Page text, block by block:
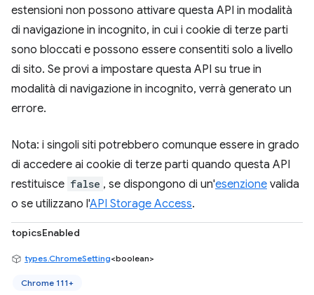
estensioni non possono attivare questa API in modalità
di navigazione in incognito, in cui i cookie di terze parti
sono bloccati e possono essere consentiti solo a livello
di sito. Se provi a impostare questa API su true in
modalità di navigazione in incognito, verrà generato un
errore.
Nota: i singoli siti potrebbero comunque essere in grado
di accedere ai cookie di terze parti quando questa API
restituisce false , se dispongono di un'esenzione valida
o se utilizzano l'API Storage Access.
topicsEnabled
types.ChromeSetting<boolean>
Chrome 111+